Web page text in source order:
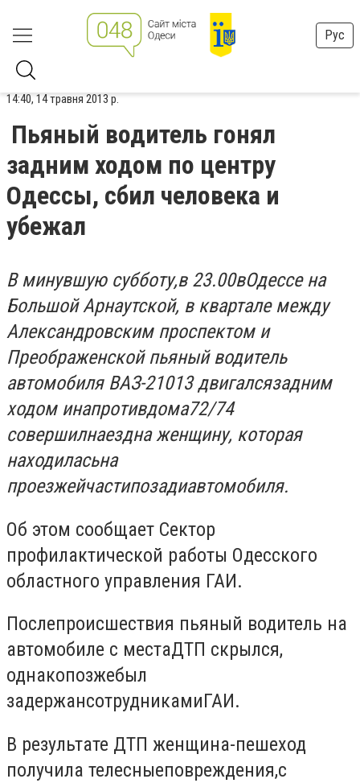
Рус
14:40, 14 травня 2013 р.
Пьяный водитель гонял
задним ходом по центру
Одессы, сбил человека и
убежал
В минувшую субботу,в 23.00вОдессе на
Большой Арнаутской, в квартале между
Александровским проспектом и
Преображенской пьяный водитель
автомобиля ВАЗ-21013двигалсязадним
ходом инапротивдома72/74
совершилнаездна женщину, которая
находиласьна
проезжейчастипозадиавтомобиля.
Об этом сообщает Сектор
профилактической работы Одесского
областного управления ГАИ.
Послепроисшествия пьяный водитель на
автомобиле с местаДТП скрылся,
однакопозжебыл
задержансотрудникамиГАИ.
В результате ДТП женщина-пешеход
получила телесныеповреждения,с